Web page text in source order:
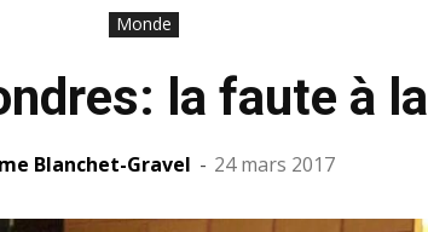
Monde
la faute à
Blanchet-Gravel - 24 mars 2017